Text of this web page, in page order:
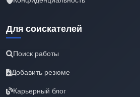
Для соискателей
Поиск работы
Добавить резюме
Карьерный блог